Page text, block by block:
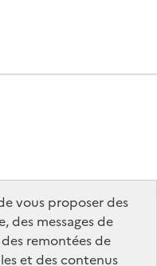
vous proposer des
des messages de
remontées de
et des contenus